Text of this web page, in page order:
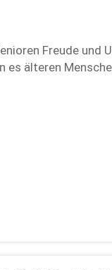
Freude und
älteren
anderer